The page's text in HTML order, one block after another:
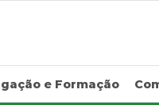
e Formação